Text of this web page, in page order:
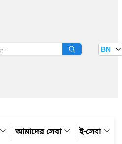
বাতায়ন BN
আমাদের সেবা ই-সেবা